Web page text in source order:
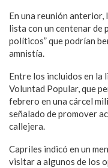
En una reunión
lista con un centenar de
políticos” que podrían
amnistía.
Entre los incluidos en la
Voluntad Popular, que
febrero en una cárcel
señalado de promover
callejera.
Capriles indicó en un
visitar a algunos de los